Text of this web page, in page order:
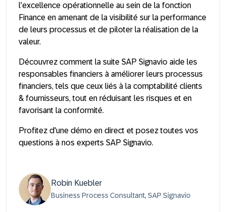
l’excellence opérationnelle au sein de la fonction
Finance en amenant de la visibilité sur la performance
de leurs processus et de piloter la réalisation de la
valeur.
Découvrez comment la suite SAP Signavio aide les
responsables financiers à améliorer leurs processus
financiers, tels que ceux liés à la comptabilité clients
& fournisseurs, tout en réduisant les risques et en
favorisant la conformité.
Profitez d'une démo en direct et posez toutes vos
questions à nos experts SAP Signavio.
Robin Kuebler
Business Process Consultant, SAP Signavio